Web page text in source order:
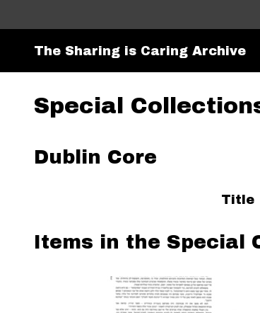
The Sharing is Caring Archive
Special
Dublin Core
Title
Items in the Special